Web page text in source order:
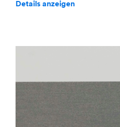
Details anzeigen